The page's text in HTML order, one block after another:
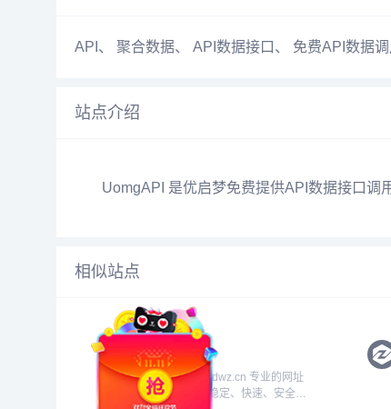
API 、 聚合数据、 API数据接口 、 免费API数据调
站点介绍
UomgAPI 是优启梦免费提供API数据接口调
相似站点
百度短网址
百度短网址服务(dwz.cn 专业的网址
缩短服务，具有稳定、快速、安全的